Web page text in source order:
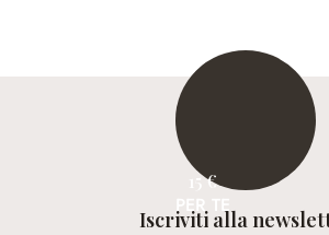
15 €
PER TE
Iscriviti alla